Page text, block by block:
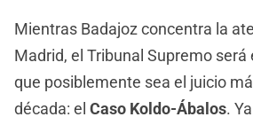
Mientras Badajoz concentra la
Madrid, el Tribunal Supremo será
que posiblemente sea el juicio
década: el Caso Koldo-Ábalos.